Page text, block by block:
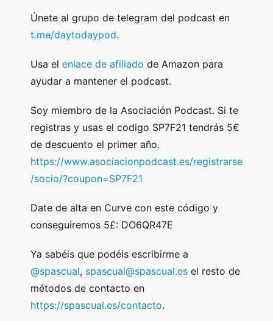
Únete al grupo de telegram del podcast en
t.me/daytodaypod.
Usa el enlace de afiliado de Amazon para
ayudar a mantener el podcast.
Soy miembro de la Asociación Podcast. Si te
registras y usas el codigo SP7F21 tendrás 5€
de descuento el primer año.
https://www.asociacionpodcast.es/registrarse
/socio/?coupon=SP7F21
Date de alta en Curve con este código y
conseguiremos 5£: DO6QR47E
Ya sabéis que podéis escribirme a
@spascual, spascual@spascual.es el resto de
métodos de contacto en
https://spascual.es/contacto.